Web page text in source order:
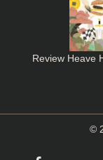
Review Heave
©